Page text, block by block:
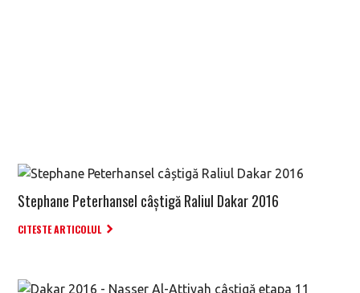
Stephane Peterhansel câștigă Raliul Dakar 2016
CITESTE ARTICOLUL